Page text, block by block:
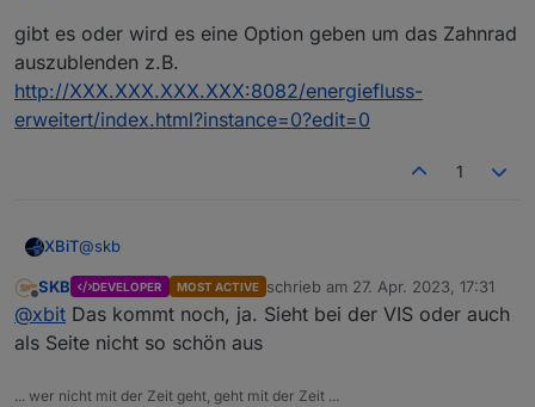
gibt es oder wird es eine Option geben um das Zahnrad
auszublenden z.B.
http://XXX.XXX.XXX.XXX:8082/energiefluss-
erweitert/index.html?instance=0?edit=0
1
XBiT@skb
gibt es oder wird es eine Option geben um das Zahnrad
auszublenden z.B.
http://XXX.XXX.XXX.XXX:8082/energiefluss-
Offline
SKB DEVELOPER MOST ACTIVE schrieb am 27. Apr. 2023, 17:31
zuletzt editiert von
@xbit Das kommt noch, ja. Sieht bei der VIS oder auch
als Seite nicht so schön aus
... wer nicht mit der Zeit geht, geht mit der Zeit ...